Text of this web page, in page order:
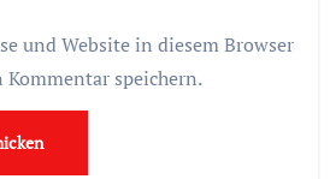
und Website in diesem Browser
speichern.